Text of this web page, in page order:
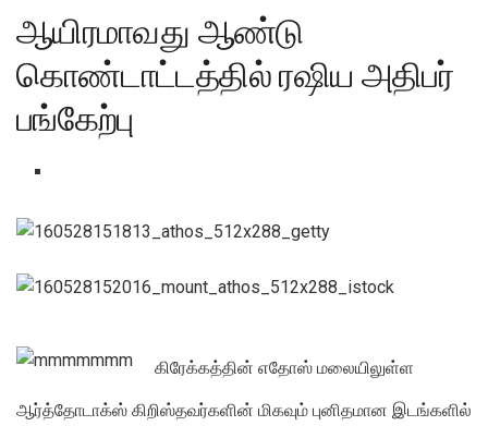
ஆயிரமாவது ஆண்டு
கொண்டாட்டத்தில் ரஷிய அதிபர்
பங்கேற்பு
கிரேக்கத்தின் எதோஸ் மலையிலுள்ள
ஆர்த்தோடாக்ஸ் கிறிஸ்தவர்களின் மிகவும் புனிதமான இடங்களில்